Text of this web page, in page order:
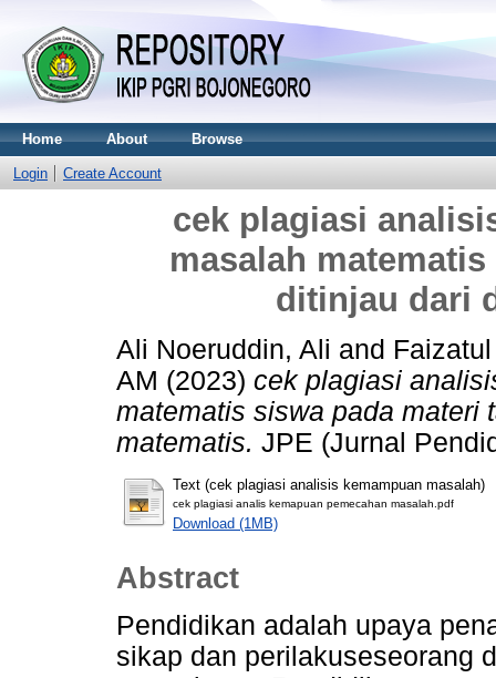
Home About Browse
Login Create Account
cek plagiasi
masalah
ditinjau dari
Ali Noeruddin, Ali and
AM (2023) cek plagiasi
matematis siswa pada materi
matematis. JPE (Jurnal
Text (cek plagiasi analisis kemampuan masalah)
cek plagiasi analis kemapuan pemecahan masalah.pdf
Download (1MB)
Abstract
Pendidikan adalah upaya
sikap dan perilakuseseorang